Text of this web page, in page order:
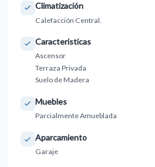
Climatización
Calefacción Central.
Caracteristicas
Ascensor
Terraza Privada
Suelo de Madera
Muebles
Parcialmente Amueblada
Aparcamiento
Garaje